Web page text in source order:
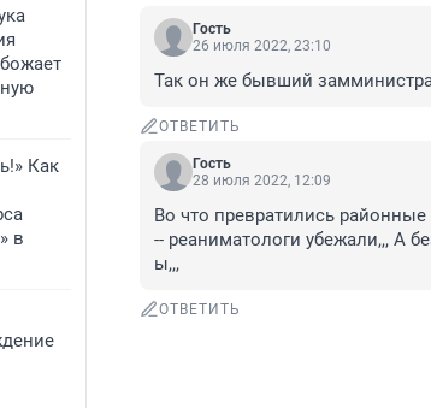
Как
в
Гость
26 июля 2022, 23:10
Так он же бывший
ОТВЕТИТЬ
Гость
28 июля 2022, 12:09
Во что превратились
-- реаниматологи убежали,,, А
ы,,,
ОТВЕТИТЬ